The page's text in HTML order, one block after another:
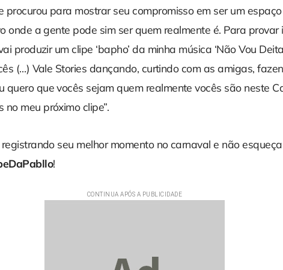
procurou para mostrar seu compromisso em ser um
onde a gente pode sim ser quem realmente é. Para provar
produzir um clipe ‘bapho’ da minha música ‘Não Vou
(…) Vale Stories dançando, curtindo com as amigas,
quero que vocês sejam quem realmente vocês são neste
no meu próximo clipe”.
seu melhor momento no carnaval e não
!